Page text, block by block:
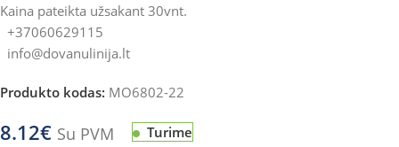
Kaina pateikta užsakant 30vnt.
+37060629115
info@dovanulinija.lt
Produkto kodas: MO6802-22
8.12€ Su PVM Turime